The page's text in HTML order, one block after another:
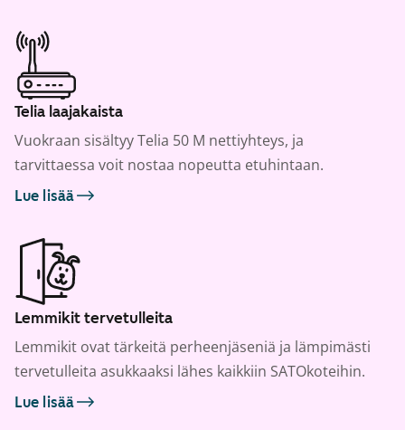
Telia laajakaista
Vuokraan sisältyy Telia 50 M nettiyhteys, ja
tarvittaessa voit nostaa nopeutta etuhintaan.
Lue lisää
Lemmikit tervetulleita
Lemmikit ovat tärkeitä perheenjäseniä ja lämpimästi
tervetulleita asukkaaksi lähes kaikkiin SATOkoteihin.
Lue lisää